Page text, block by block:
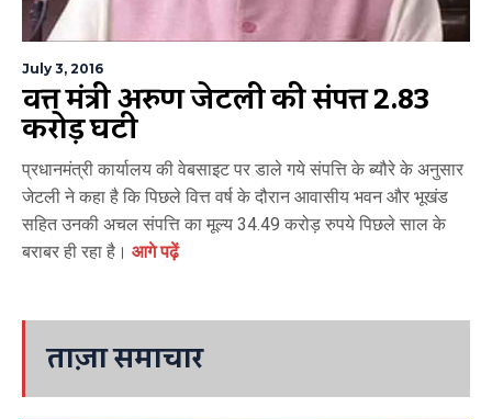
July 3, 2016
वित्त मंत्री अरुण जेटली की संपत्ति 2.83
करोड़ घटी
प्रधानमंत्री कार्यालय की वेबसाइट पर डाले गये संपत्ति के ब्यौरे के अनुसार
जेटली ने कहा है कि पिछले वित्त वर्ष के दौरान आवासीय भवन और भूखंड
सहित उनकी अचल संपत्ति का मूल्य 34.49 करोड़ रुपये पिछले साल के
बराबर ही रहा है। आगे पढ़ें
ताज़ा समाचार